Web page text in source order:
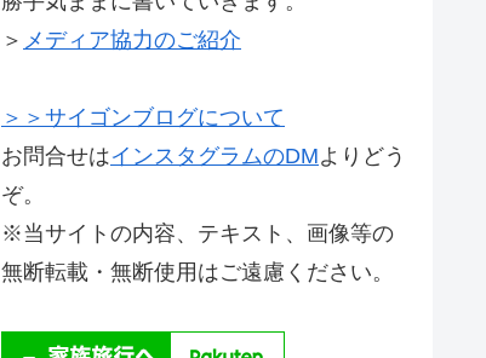
＞ メディア協力のご紹介
＞＞サイゴンブログについて
お問合せはインスタグラムのDMよりどう
ぞ。
※当サイトの内容、テキスト、画像等の
無断転載・無断使用はご遠慮ください。